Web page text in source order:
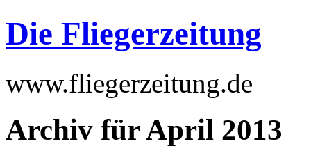
Die Fliegerzeitung
www.fliegerzeitung.de
Archiv für April 2013